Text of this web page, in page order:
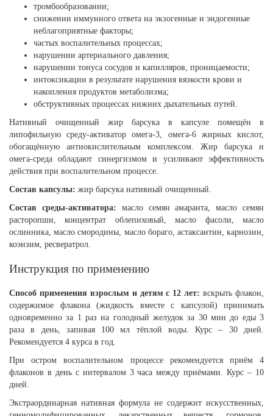
тромбообразовании;
снижении иммунного ответа на экзогенные и эндогенные
неблагоприятные факторы;
частых воспалительных процессах;
нарушении артериального давления;
нарушении тонуса сосудов и капилляров, проницаемости;
интоксикации в результате нарушения вязкости крови и
накопления продуктов метаболизма;
обструктивных процессах нижних дыхательных путей.
Нативный очищенный жир барсука в капсуле помещён в
липофильную среду-активатор омега-3, омега-6 жирных кислот,
обогащённую антиокислительным комплексом. Жир барсука и
омега-среда обладают синергизмом и усиливают эффективность
действия при воспалительном процессе.
Состав капсулы: жир барсука нативный очищенный.
Состав среды-активатора: масло семян амаранта, масло семян
расторопши, концентрат облепиховый, масло фасоли, масло
ослинника, масло смородины, масло бораго, астаксантин, карнозин,
коэнзим, ресвератрол.
Инструкция по применению
Способ применения взрослым и детям с 12 лет:вскрыть флакон,
содержимое флакона (жидкость вместе с капсулой) принимать
одновременно за 1 раз на голодный желудок за 30 мин до еды 3
раза в день, запивая 100 мл тёплой воды. Курс – 30 дней.
Рекомендуется 4 курса в год.
При остром воспалительном процессе рекомендуется приём 4
флаконов в день с интервалом 3 часа между приёмами. Курс – 10
дней.
Экстраординарная нативная формула не содержит искусственных,